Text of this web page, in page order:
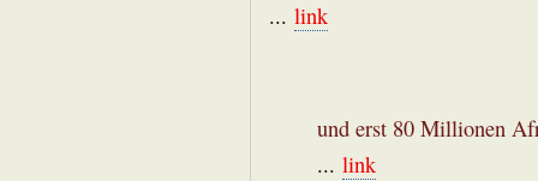
... link
und erst 80 Millionen
... link